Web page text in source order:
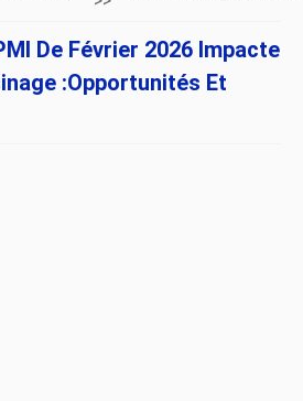
De Février 2026 Impacte
:opportunités Et